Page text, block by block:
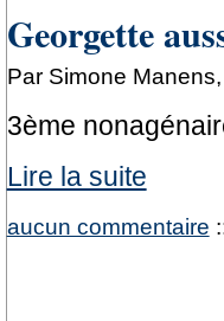
Georgette
Par Simone
3ème
Lire la suite
aucun commentaire